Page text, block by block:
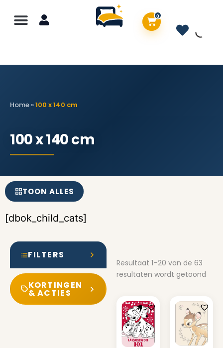
0
Home »100 x 140 cm
100 x 140 cm
TOON ALLES
[dbok_child_cats]
FILTERS
KORTINGEN
& ACTIES
Resultaat 1–20 van de 63
resultaten wordt getoond